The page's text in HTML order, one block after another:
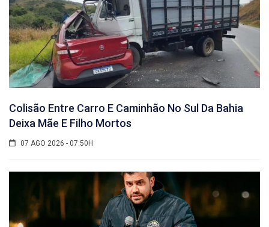
Colisão Entre Carro E Caminhão No Sul Da Bahia
Deixa Mãe E Filho Mortos
07 AGO 2026 - 07:50H